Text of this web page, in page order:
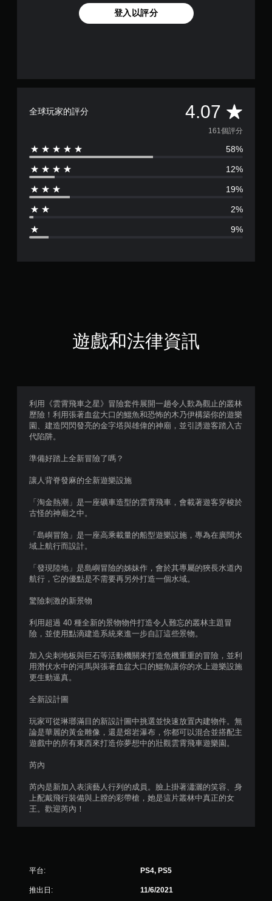
登入以評分
全球玩家的評分 4.07 平
均
評
分
4
0
分
5
）
共
1
則
評
分
161個評分
58%
12%
19%
2%
9%
遊戲和法律資訊
利用《雲霄飛車之星》冒險套件展開一趟令人歎為觀止的叢林
歷險！利用張著血盆大口的鱷魚和恐怖的木乃伊構築你的遊樂
園、建造閃閃發亮的金字塔與雄偉的神廟，並引誘遊客踏入古
代陷阱。
準備好踏上全新冒險了嗎？
讓人背脊發麻的全新遊樂設施
「淘金熱潮」是一座礦車造型的雲霄飛車，會載著遊客穿梭於
古怪的神廟之中。
「島嶼冒險」是一座高乘載量的船型遊樂設施，專為在廣闊水
域上航行而設計。
「發現陸地」是島嶼冒險的姊妹作，會於其專屬的狹長水道內
航行，它的優點是不需要再另外打造一個水域。
驚險刺激的新景物
利用超過 40 種全新的景物物件打造令人難忘的叢林主題冒
險，並使用點滴建造系統來進一步自訂這些景物。
加入尖刺地板與巨石等活動機關來打造危機重重的冒險，並利
用潛伏水中的河馬與張著血盆大口的鱷魚讓你的水上遊樂設施
更生動逼真。
全新設計圖
玩家可從琳瑯滿目的新設計圖中挑選並快速放置內建物件。無
論是華麗的黃金雕像，還是熔岩瀑布，你都可以混合並搭配主
遊戲中的所有東西來打造你夢想中的壯觀雲霄飛車遊樂園。
芮內
芮內是新加入表演藝人行列的成員。臉上掛著瀟灑的笑容、身
上配戴飛行裝備與上膛的彩帶槍，她是這片叢林中真正的女
王。歡迎芮內！
平台: PS4, PS5
推出日: 11/6/2021